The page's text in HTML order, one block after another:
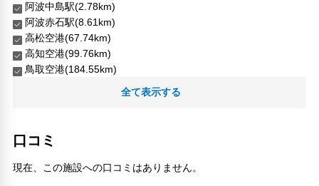
阿波中島駅(2.78km)
阿波赤石駅(8.61km)
高松空港(67.74km)
高知空港(99.76km)
鳥取空港(184.55km)
全て表示する
口コミ
現在、この施設への口コミはありません。